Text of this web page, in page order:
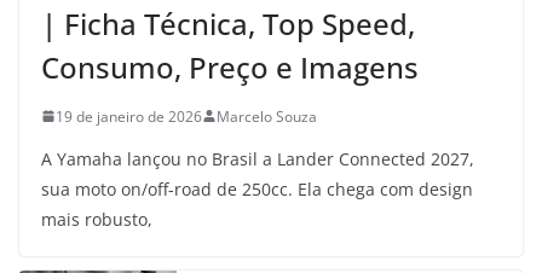
| Ficha Técnica, Top Speed,
Consumo, Preço e Imagens
19 de janeiro de 2026 Marcelo Souza
A Yamaha lançou no Brasil a Lander Connected 2027,
sua moto on/off-road de 250cc. Ela chega com design
mais robusto,